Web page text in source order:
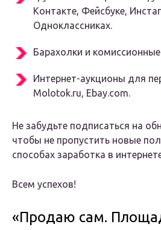
Контакте, Фейсбуке,
Одноклассниках.
Барахолки и
Интернет-аукционы для
Molotok.ru, Ebay.com.
Не забудьте подписаться на
чтобы не пропустить новые
способах заработка в
Всем успехов!
«Продаю сам.